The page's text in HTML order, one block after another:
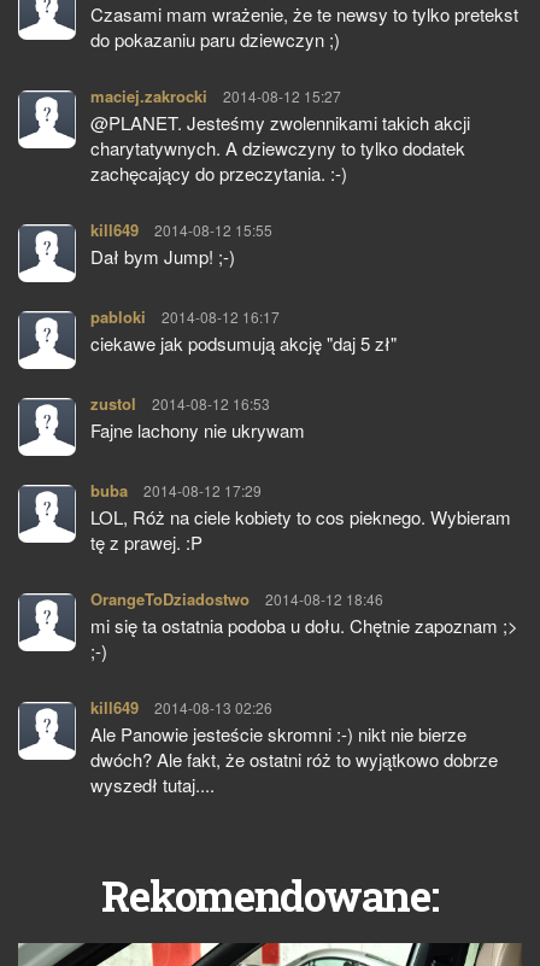
Czasami mam wrażenie, że te newsy to tylko pretekst
do pokazaniu paru dziewczyn ;)
maciej.zakrocki pisze:
2014-08-12 15:27
@PLANET. Jesteśmy zwolennikami takich akcji
charytatywnych. A dziewczyny to tylko dodatek
zachęcający do przeczytania. :-)
kill649 pisze:
2014-08-12 15:55
Dał bym Jump! ;-)
pabloki pisze:
2014-08-12 16:17
ciekawe jak podsumują akcję "daj 5 zł"
zustol pisze:
2014-08-12 16:53
Fajne lachony nie ukrywam
buba pisze:
2014-08-12 17:29
LOL, Róż na ciele kobiety to cos pieknego. Wybieram
tę z prawej. :P
OrangeToDziadostwo pisze:
2014-08-12 18:46
mi się ta ostatnia podoba u dołu. Chętnie zapoznam ;>
;-)
kill649 pisze:
2014-08-13 02:26
Ale Panowie jesteście skromni :-) nikt nie bierze
dwóch? Ale fakt, że ostatni róż to wyjątkowo dobrze
wyszedł tutaj....
Rekomendowane: